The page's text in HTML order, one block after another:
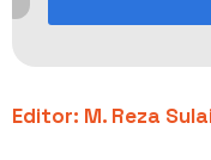
Editor: M. Reza